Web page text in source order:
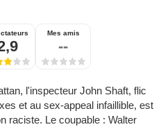
Mes amis
--
l'inspecteur John Shaft, flic
et au sex-appeal infaillible, est
raciste. Le coupable : Walter